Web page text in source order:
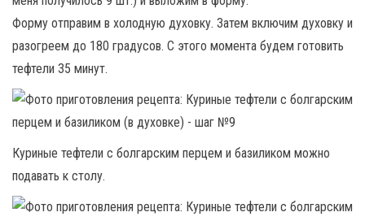
Форму отправим в холодную духовку. Затем включим духовку и
разогреем до 180 градусов. С этого момента будем готовить
тефтели 35 минут.
Куриные тефтели с болгарским перцем и базиликом можно
подавать к столу.